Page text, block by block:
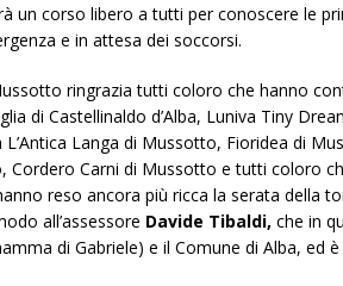
un corso libero a tutti per conoscere le
e in attesa dei soccorsi.
ringrazia tutti coloro che hanno
di Castellinaldo d’Alba, Luniva Tiny
L’Antica Langa di Mussotto, Fioridea di
Cordero Carni di Mussotto e tutti coloro
reso ancora più ricca la serata della
all’assessore Davide Tibaldi, che in
di Gabriele) e il Comune di Alba, ed